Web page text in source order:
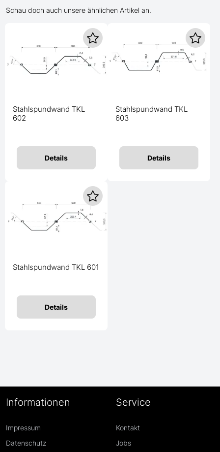
Schau doch auch unsere ähnlichen Artikel an.
Stahlspundwand TKL
602
Details
Stahlspundwand TKL
603
Details
Stahlspundwand TKL 601
Details
Informationen
Impressum
Datenschutz
Service
Kontakt
Jobs